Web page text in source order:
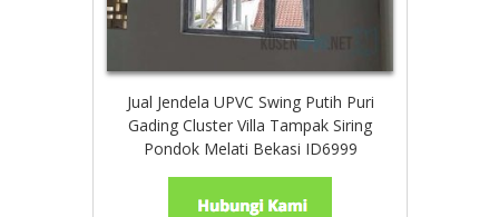
Jual Jendela UPVC Swing Putih Puri
Gading Cluster Villa Tampak Siring
Pondok Melati Bekasi ID6999